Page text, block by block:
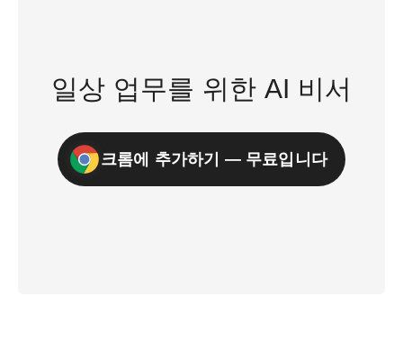
일상 업무를 위한 AI 비서
크롬에 추가하기 — 무료입니다